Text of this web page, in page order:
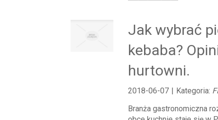
Jak wybrać
kebaba?
hurtowni.
2018-06-07 | Kategoria:
Branża gastronomiczna